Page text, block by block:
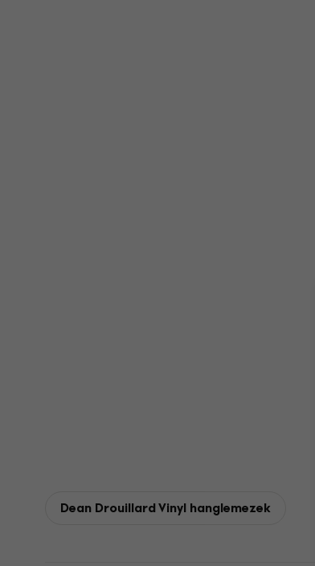
Dean Drouillard Vinyl hanglemezek